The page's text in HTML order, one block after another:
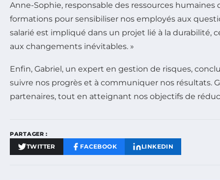
Anne-Sophie, responsable des ressources
formations pour sensibiliser nos employés aux
salarié est impliqué dans un projet lié à la durabilité,
aux changements inévitables. »
Enfin, Gabriel, un expert en gestion de risques,
suivre nos progrès et à communiquer nos résultats.
partenaires, tout en atteignant nos objectifs de
PARTAGER :
TWITTER FACEBOOK LINKEDIN